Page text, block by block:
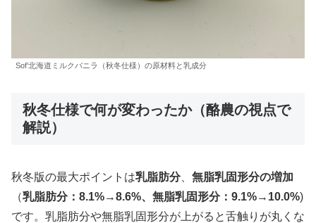
Sof’北海道ミルクバニラ（秋冬仕様）の原材料と乳成分
秋冬仕様で何が変わったか（酪農の視点で
解説）
秋冬版の最大ポイントは乳脂肪分、 無脂乳固形分の増加
（乳脂肪分：8.1%→8.6%、無脂乳固形分：9.1%→10.0%)
です。乳脂肪分や無脂乳固形分が上がると舌触りが丸くな